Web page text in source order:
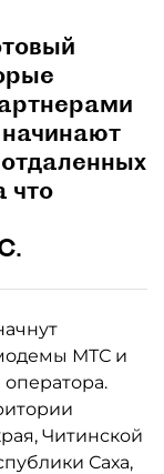
отдаленных
что
МТС и
Читинской
Саха,